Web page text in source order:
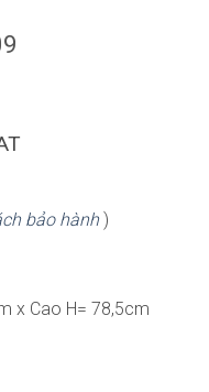
bảo hành)
x Cao H= 78,5cm